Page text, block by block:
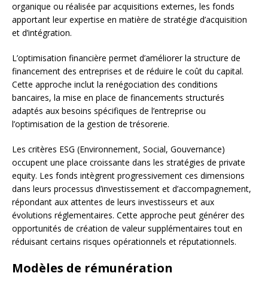
organique ou réalisée par acquisitions externes, les fonds
apportant leur expertise en matière de stratégie d’acquisition
et d’intégration.
L’optimisation financière permet d’améliorer la structure de
financement des entreprises et de réduire le coût du capital.
Cette approche inclut la renégociation des conditions
bancaires, la mise en place de financements structurés
adaptés aux besoins spécifiques de l’entreprise ou
l’optimisation de la gestion de trésorerie.
Les critères ESG (Environnement, Social, Gouvernance)
occupent une place croissante dans les stratégies de private
equity. Les fonds intègrent progressivement ces dimensions
dans leurs processus d’investissement et d’accompagnement,
répondant aux attentes de leurs investisseurs et aux
évolutions réglementaires. Cette approche peut générer des
opportunités de création de valeur supplémentaires tout en
réduisant certains risques opérationnels et réputationnels.
Modèles de rémunération